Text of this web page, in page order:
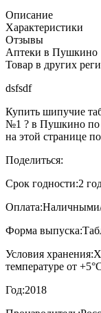
Описание
Характеристики
Отзывы
Аптеки в Пушкино
Товар в других
dsfsdf
Купить шипучие
№1 ? в Пушкино по
на этой странице
Поделиться:
Срок годности:2
Оплата:Наличными/
Форма выпуска:
Условия хранения:
температуре от
Год:2018